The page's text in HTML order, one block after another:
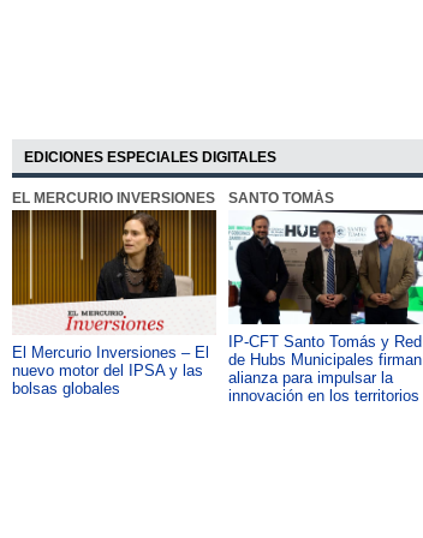
EDICIONES ESPECIALES DIGITALES
EL MERCURIO INVERSIONES
El Mercurio Inversiones – El
nuevo motor del IPSA y las
bolsas globales
SANTO TOMÁS
IP-CFT Santo Tomás y Red
de Hubs Municipales firman
alianza para impulsar la
innovación en los territorios